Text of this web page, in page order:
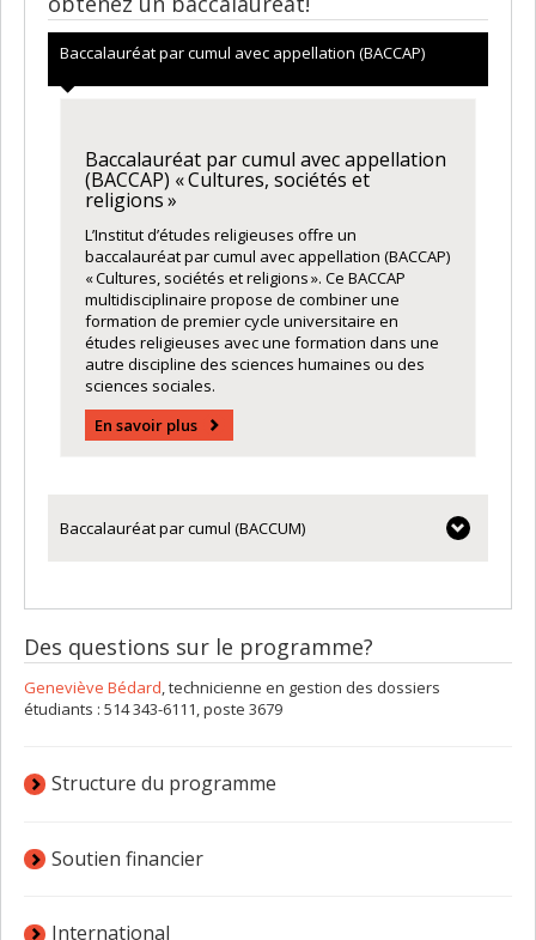
Baccalauréat par cumul avec appellation (BACCAP)
Baccalauréat par cumul avec appellation
(BACCAP) « Cultures, sociétés et
religions »
L’Institut d’études religieuses offre un
baccalauréat par cumul avec appellation (BACCAP)
« Cultures, sociétés et religions ». Ce BACCAP
multidisciplinaire propose de combiner une
formation de premier cycle universitaire en
études religieuses avec une formation dans une
autre discipline des sciences humaines ou des
sciences sociales.
En savoir plus
Baccalauréat par cumul (BACCUM)
Des questions sur le programme?
Geneviève Bédard, technicienne en gestion des dossiers
étudiants : 514 343-6111, poste 3679
Structure du programme
Soutien financier
International